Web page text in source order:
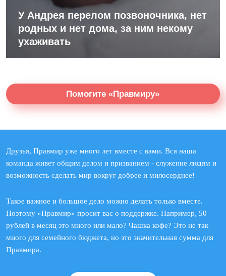
У Андрея перелом позвоночника, нет
родных и нет дома, за ним некому
ухаживать
Помогите «Правмиру»
Друзья, Правмир уже много лет вместе с вами. Вся наша
команда живет общим делом и призванием - служение людям и
возможность сделать мир вокруг добрее и милосерднее!
Такое важное и большое дело можно делать только вместе.
Поэтому «Правмир» просит вас о поддержке. Например, 50
рублей в месяц это много или мало? Чашка кофе? Это не так
много для семейного бюджета, но это значительная сумма для
Правмира.